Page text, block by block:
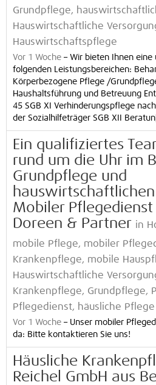
Grundpflege,
Hauswirtschaftliche
Hauswirtschaftspflege
Vor 1 Woche – Wir bieten Ihnen
folgenden Leistungsbereichen:
Körperbezogene Pflege /
Haushaltsführung und Betreuung
45 SGB XI Verhinderungspflege
der Sozialhilfeträger SGB XII
Ein qualifiziertes
rund um die Uhr im
Grundpflege und
Mobiler
Doreen & Partner in
mobile Pflege, mobiler
Krankenpflege, mobile
Hauswirtschaftliche
Krankenpflege, Grundpflege,
Pflegedienst, häusliche Pflege
Vor 1 Woche – Unser mobiler
da: Bitte kontaktieren Sie uns!
Häusliche
Reichel GmbH aus